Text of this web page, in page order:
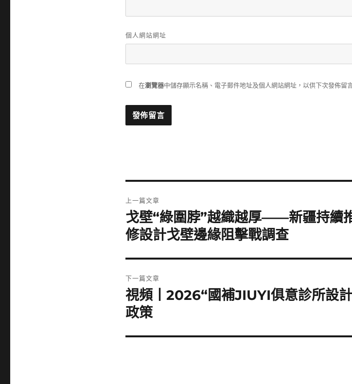
個人網站網址
在瀏覽器中儲存顯示名稱、電子郵件地址及個人網站網址，以供下次發佈留
章
導
上一篇文章
上
一
篇
文
戈壁“綠圍脖”越織越厚——新疆持續
修設計戈壁邊緣阻擊戰調查
下一篇文章
下
一
篇
文
視頻丨2026“國補JIUYI俱意診所設
政策